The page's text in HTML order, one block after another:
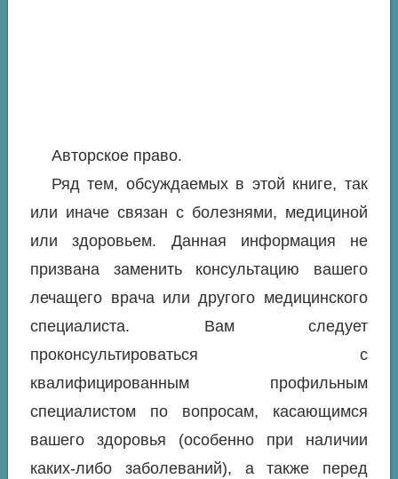
Авторское право.
Ряд тем, обсуждаемых в этой книге, так
или иначе связан с болезнями, медициной
или здоровьем. Данная информация не
призвана заменить консультацию вашего
лечащего врача или другого медицинского
специалиста. Вам следует
проконсультироваться с
квалифицированным профильным
специалистом по вопросам, касающимся
вашего здоровья (особенно при наличии
каких-либо заболеваний), а также перед